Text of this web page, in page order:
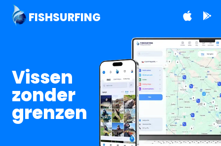
FISHSURFING
Vissen
zonder
grenzen